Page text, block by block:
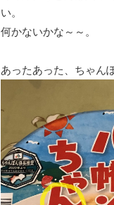
い。
何かないかな～～。
あったあった、ちゃん